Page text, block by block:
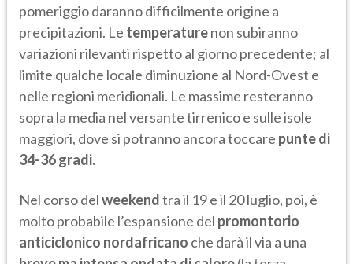
pomeriggio daranno difficilmente origine a
precipitazioni. Le temperaturenon subiranno
variazioni rilevanti rispetto al giorno precedente; al
limite qualche locale diminuzione al Nord-Ovest e
nelle regioni meridionali. Le massime resteranno
sopra la media nel versante tirrenico e sulle isole
maggiori, dove si potranno ancora toccare punte di
34-36 gradi.
Nel corso delweekendtra il 19 e il 20 luglio, poi, è
molto probabile l’espansione del promontorio
anticiclonico nordafricano che darà il via a una